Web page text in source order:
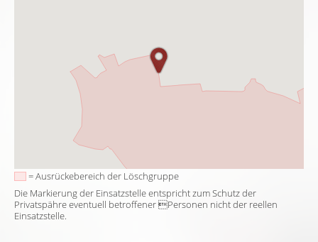
= Ausrückebereich der Löschgruppe
Die Markierung der Einsatzstelle entspricht zum Schutz der
Privatspähre eventuell betroffener Personen nicht der reellen
Einsatzstelle.